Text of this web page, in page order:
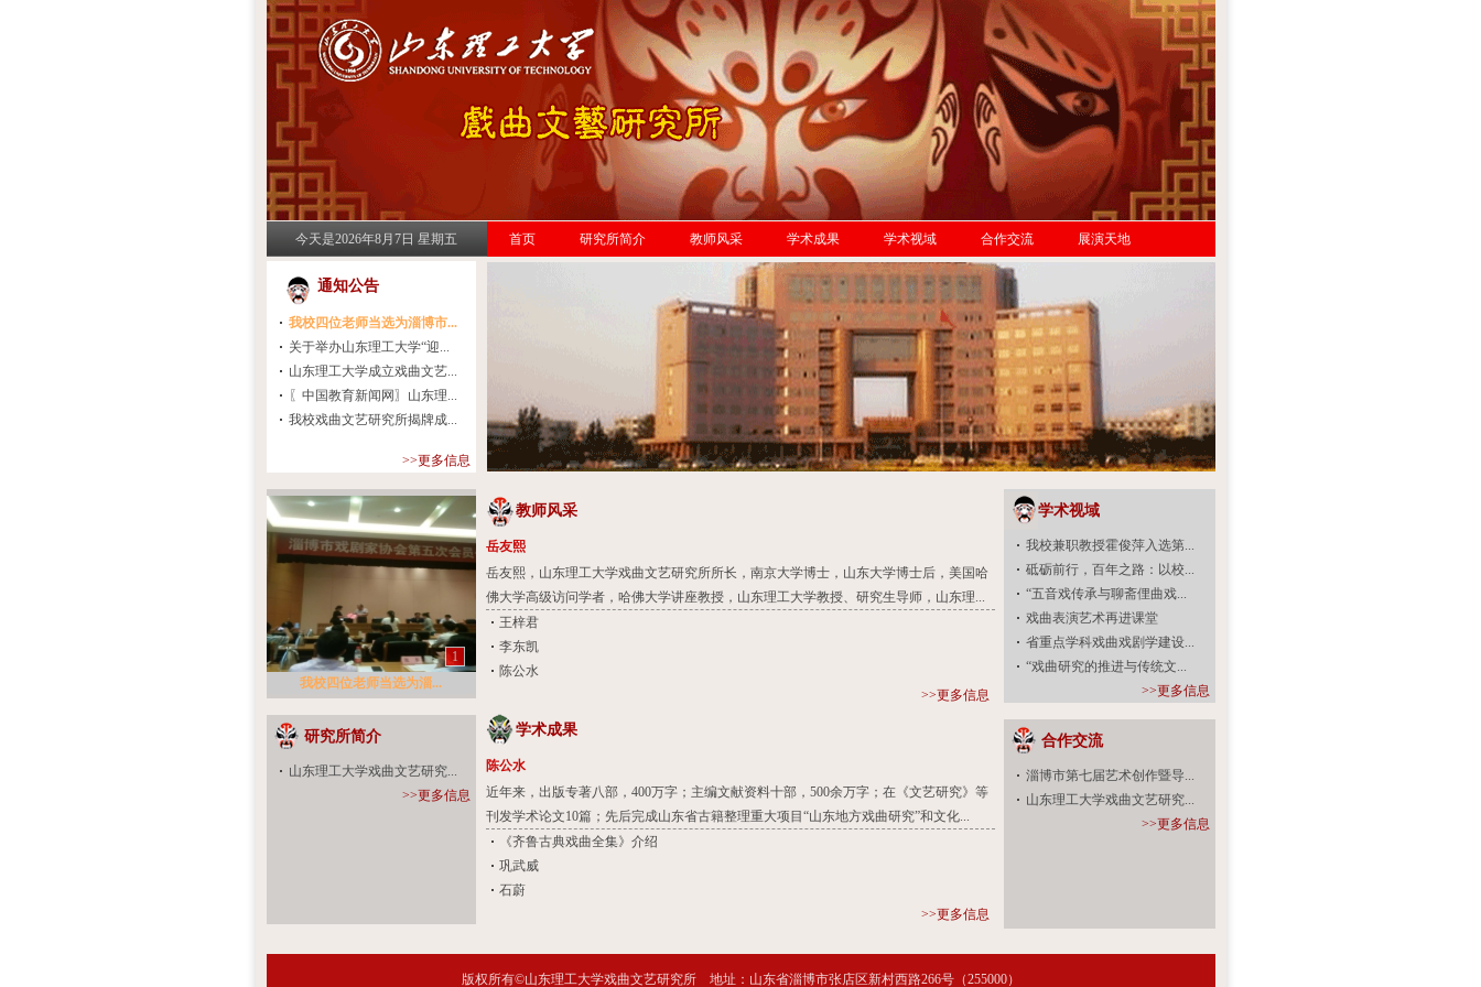
今天是2026年8月7日 星期五 首页 研究所简介 教师风采 学术成果 学术视域 合作交流 展演天地
通知公告
我校四位老师当选为淄博市...
关于举办山东理工大学“迎...
山东理工大学成立戏曲文艺...
〖中国教育新闻网〗山东理...
我校戏曲文艺研究所揭牌成...
>>更多信息
1
我校四位老师当选为淄...
研究所简介
山东理工大学戏曲文艺研究...
>>更多信息
教师风采
岳友熙
岳友熙，山东理工大学戏曲文艺研究所所长，南京大学博士，山东大学博士后，美国哈
佛大学高级访问学者，哈佛大学讲座教授，山东理工大学教授、研究生导师，山东理...
王梓君
李东凯
陈公水
>>更多信息
学术成果
陈公水
近年来，出版专著八部，400万字；主编文献资料十部，500余万字；在《文艺研究》等
刊发学术论文10篇；先后完成山东省古籍整理重大项目“山东地方戏曲研究”和文化...
《齐鲁古典戏曲全集》介绍
巩武威
石蔚
>>更多信息
学术视域
我校兼职教授霍俊萍入选第...
砥砺前行，百年之路：以校...
“五音戏传承与聊斋俚曲戏...
戏曲表演艺术再进课堂
省重点学科戏曲戏剧学建设...
“戏曲研究的推进与传统文...
>>更多信息
合作交流
淄博市第七届艺术创作暨导...
山东理工大学戏曲文艺研究...
>>更多信息
版权所有©山东理工大学戏曲文艺研究所 地址：山东省淄博市张店区新村西路266号（255000）